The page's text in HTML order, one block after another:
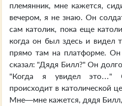
племянник, мне кажется,
вечером, я не знаю. Он
сам католик, пока еще
когда он был здесь и видел
прямо там на платформе. Он
сказал: "Дядя Билл?" Он
"Когда я увидел это…"
происходит в католической
Мне—мне кажется, дядя